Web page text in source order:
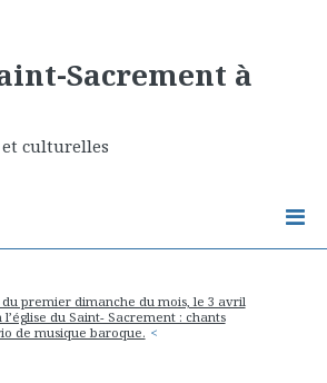
Sacrement à
culturelles
du premier dimanche du mois, le 3 avril
l’église du Saint- Sacrement : chants
de musique baroque.